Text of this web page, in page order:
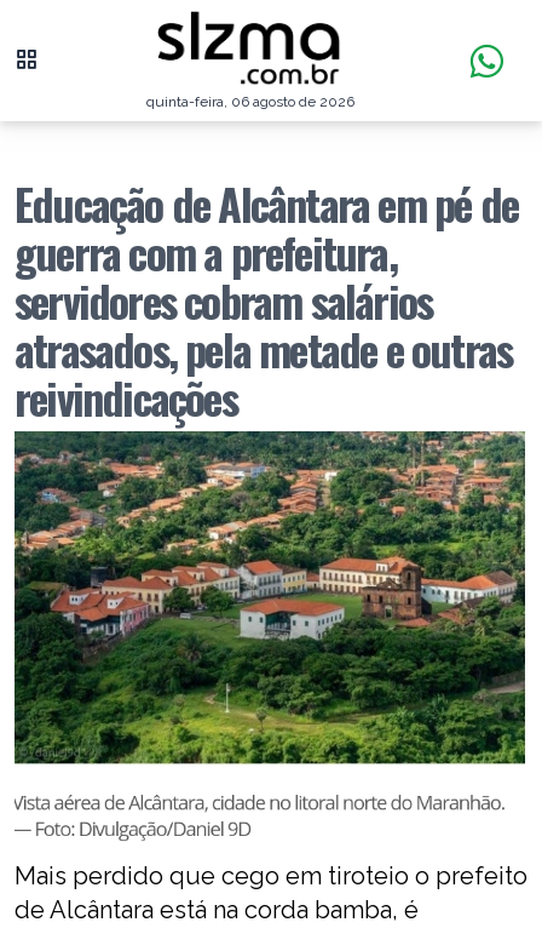
quinta-feira, 06 agosto de 2026
Educação de Alcântara em pé de
guerra com a prefeitura,
servidores cobram salários
atrasados, pela metade e outras
reivindicações
Mais perdido que cego em tiroteio o prefeito
de Alcântara está na corda bamba, é